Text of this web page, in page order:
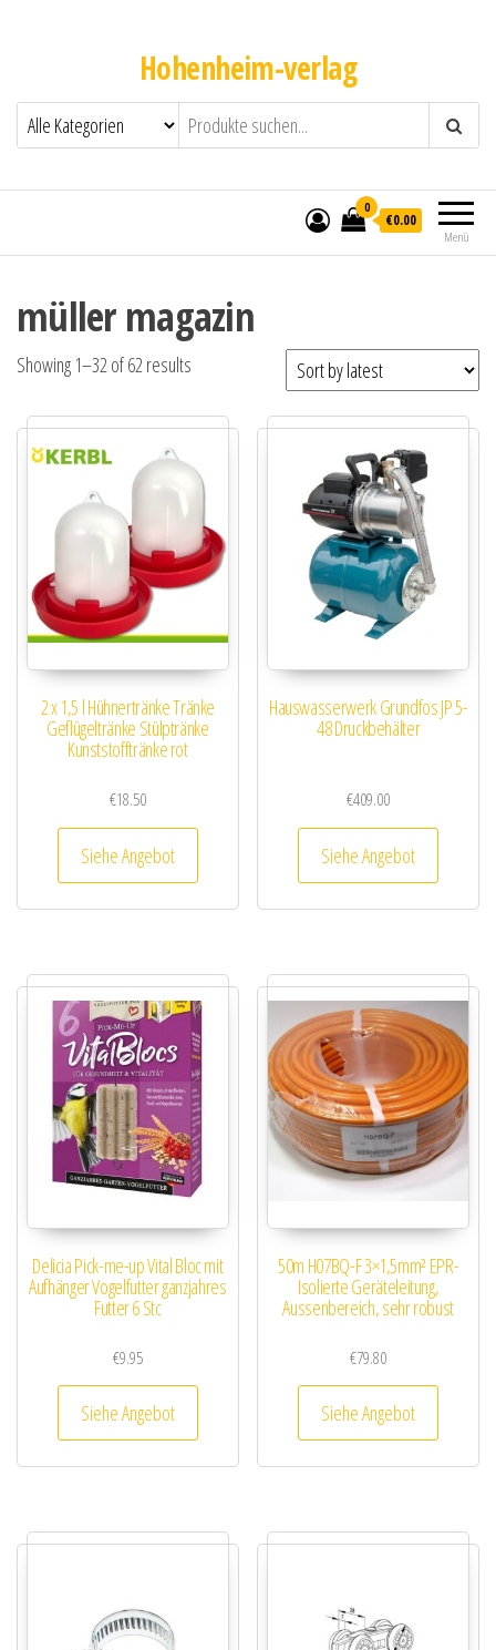
Hohenheim-verlag
Menü
0
€0.00
müller magazin
Showing 1–32 of 62 results
2 x 1,5 l Hühnertränke Tränke
Geflügeltränke Stülptränke
Kunststofftränke rot
€18.50
Siehe Angebot
Hauswasserwerk Grundfos JP 5-
48 Druckbehälter
€409.00
Siehe Angebot
Delicia Pick-me-up Vital Bloc mit
Aufhänger Vogelfutter ganzjahres
Futter 6 Stc
€9.95
Siehe Angebot
50m H07BQ-F 3×1,5mm² EPR-
Isolierte Geräteleitung,
Aussenbereich, sehr robust
€79.80
Siehe Angebot